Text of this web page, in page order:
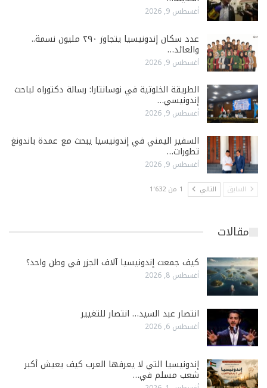
أغسطس 9, 2026
عدد سكان إندونيسيا يتجاوز ٢٩٠ مليون نسمة..
والعائد…
أغسطس 9, 2026
الطريقة الخلوتية في نوسانتارا: رسالة دكتوراه لباحث
إندونيسي…
أغسطس 9, 2026
السفير اليمني في إندونيسيا يبحث مع عمدة باندونغ
تطورات…
أغسطس 9, 2026
السابق التالي 1 من 1٬632
مقالات
كيف جمعت إندونيسيا آلاف الجزر في وطن واحد؟
أغسطس 8, 2026
انتصار عبد السيد… انتصار للتغيير
أغسطس 6, 2026
إندونيسيا التي لا يعرفها العرب كيف يعيش أكبر
شعب مسلم في…